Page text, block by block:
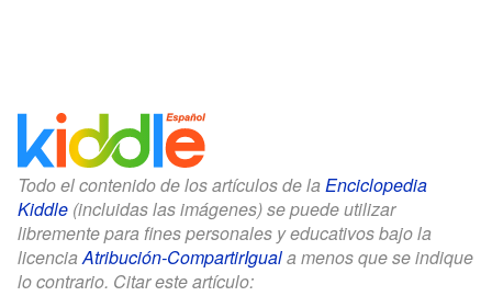
Todo el contenido de los artículos de la Enciclopedia
Kiddle (incluidas las imágenes) se puede utilizar
libremente para fines personales y educativos bajo la
licenciaAtribución-CompartirIguala menos que se indique
lo contrario. Citar este artículo: